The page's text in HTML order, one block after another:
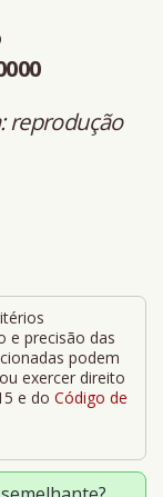
reprodução
e precisão das
podem
exercer direito
e do Código de